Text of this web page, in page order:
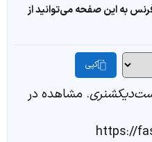
به این صفحه می‌توانید از
کپی
. مشاهده در
https://